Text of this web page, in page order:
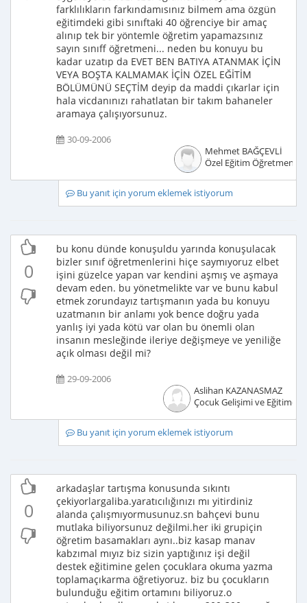
farklılıkların farkındamısınız bilmem ama özgün
eğitimdeki gibi sınıftaki 40 öğrenciye bir amaç
alınıp tek bir yöntemle öğretim yapamazsınız
sayın sınıff öğretmeni... neden bu konuyu bu
kadar uzatıp da EVET BEN BATIYA ATANMAK İÇİN
VEYA BOŞTA KALMAMAK İÇİN ÖZEL EĞİTİM
BÖLÜMÜNÜ SEÇTİM deyip da maddi çıkarlar için
hala vicdanınızı rahatlatan bir takım bahaneler
aramaya çalışıyorsunuz.
30-09-2006
Mehmet BAĞÇEVLİ
Özel Eğitim Öğretmeni
Bu yanıt için yorum eklemek istiyorum
0
bu konu dünde konuşuldu yarında konuşulacak
bizler sınıf öğretmenlerini hiçe saymıyoruz elbet
işini güzelce yapan var kendini aşmış ve aşmaya
devam eden. bu yönetmelikte var ve bunu kabul
etmek zorundayız tartışmanın yada bu konuyu
uzatmanın bir anlamı yok bence doğru yada
yanlış iyi yada kötü var olan bu önemli olan
insanın mesleğinde ileriye değişmeye ve yeniliğe
açık olması değil mi?
29-09-2006
Aslihan KAZANASMAZ
Çocuk Gelişimi ve Eğitimcisi
Bu yanıt için yorum eklemek istiyorum
0
arkadaşlar tartışma konusunda sıkıntı
çekiyorlargaliba.yaratıcılığınızı mı yitirdiniz
alanda çalışmıyormusunuz.sn bahçevi bunu
mutlaka biliyorsunuz değilmi.her iki grupiçin
öğretim basamakları aynı..biz kasap manav
kabzımal mıyız biz sizin yaptığınız işi değil
destek eğitimine gelen çocuklara okuma yazma
toplamaçıkarma öğretiyoruz. biz bu çocukların
bulunduğu eğitim ortamını biliyoruz.o